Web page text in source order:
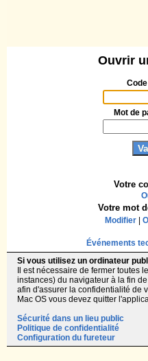
Ouvrir
Votre
Mot de
Votre mot
Modifier
Événements
Si vous utilisez un ordinateur
Il est nécessaire de fermer toutes
instances) du navigateur à la fin
afin d'assurer la confidentialité de
Mac OS vous devez quitter
Sécurité dans un lieu public
Politique de confidentialité
Configuration du fureteur